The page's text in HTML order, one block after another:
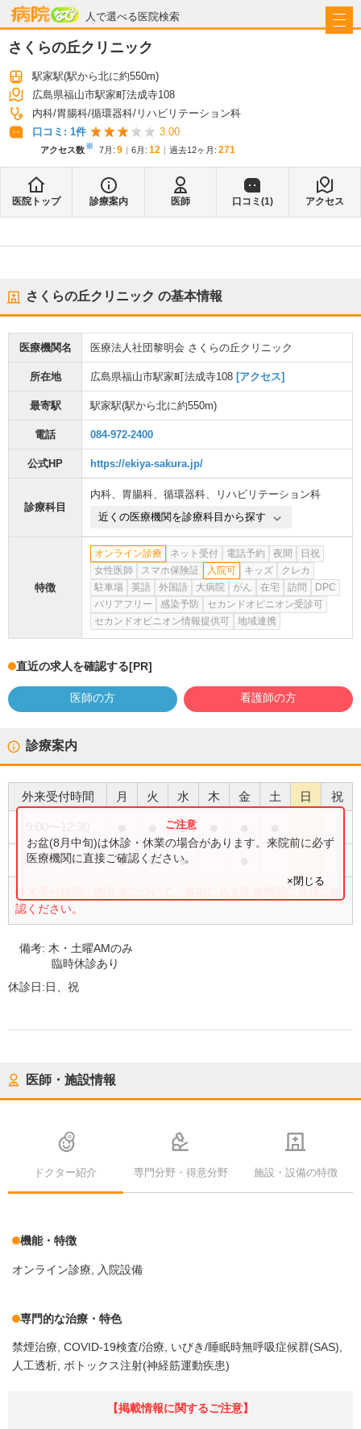
人で選べる医院検索
病院なび
さくらの丘クリニック
駅家駅(駅から北に約550m)
広島県福山市駅家町法成寺108
内科 胃腸科 循環器科 リハビリテーション科
口コミ: 1件 3.00
アクセス数※ 7月 : 9 6月 : 12 過去12ヶ月: 271
医院トップ 診療案内 医師 口コミ(1) アクセス
さくらの丘クリニック の基本情報
医療機関名 医療法人社団黎明会 さくらの丘クリニック
所在地 広島県福山市駅家町法成寺108 [アクセス]
最寄駅 駅家駅(駅から北に約550m)
電話 084-972-2400
公式HP https://ekiya-sakura.jp/
診療科目
内科、 胃腸科、 循環器科、
リハビリテーション科
近くの医療機関を診療科目から探す
特徴
オンライン診療 ネット受付 電話予約 夜間
日祝
女性医師
スマホ保険証 入院可 キッズ
クレカ
駐車場
英語 外国語 大病院 がん 在宅 訪問
DPC
バリアフリー
感染予防
セカンドオピニオン受診可
セカンドオピニオン情報提供可
地域連携
直近の求人を確認する[PR]
医師の方 看護師の方
診療案内
外来受付時間 月 火 水 木 金 土 日 祝
●
15:00〜18:00 ● ● ●
外来受付時間・内容等について、事前に必ず医療機関に直接ご確
認ください。
お盆(8月中旬)は休診・休業の場合があります。来院前に必ず
医療機関に直接ご確認ください。
×閉じる
備考: 木・土曜AMのみ
臨時休診あり
休診日:日、祝
医師・施設情報
ドクター紹介 専門分野・得意分野 施設・設備の特徴
機能・特徴
オンライン診療 入院設備
専門的な治療・特色
禁煙治療 COVID-19検査/治療
いびき/睡眠時無呼吸症候群(SAS)
人工透析 ボトックス注射(神経筋運動疾患)
【掲載情報に関するご注意】